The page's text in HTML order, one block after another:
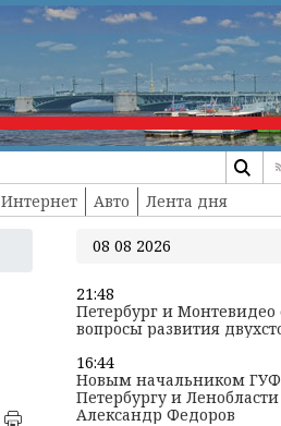
Интернет Авто Лента дня
08 08 2026
21:48
Петербург и Монтевидео
вопросы развития
16:44
Новым начальником
Петербургу и Ленобласти
Александр Федоров